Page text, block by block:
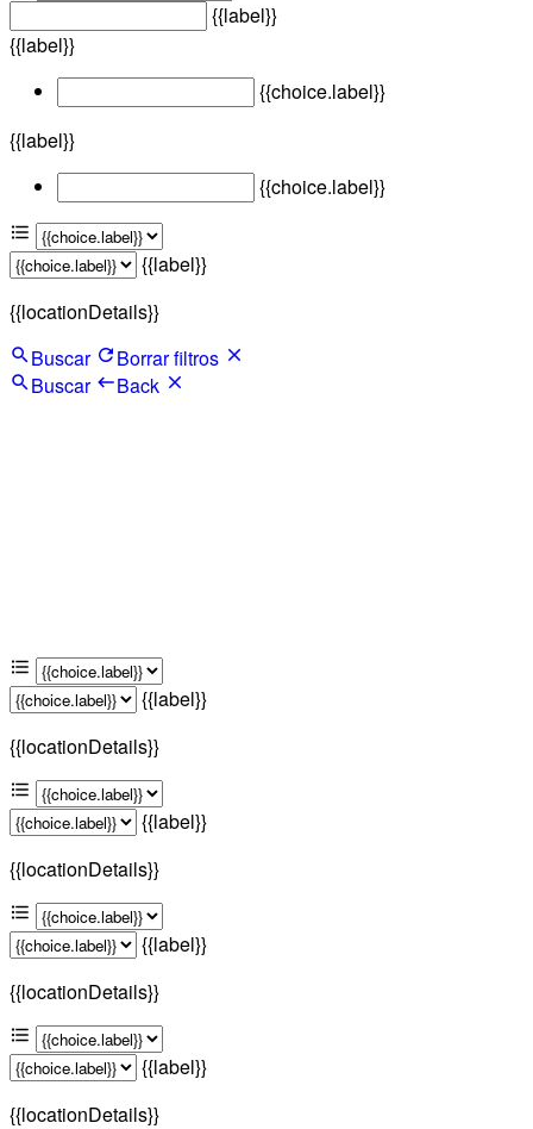
{{label}}
{{label}}
{{choice.label}}
{{label}}
{{choice.label}}
{{label}}
{{locationDetails}}
Buscar
Borrar filtros
Buscar
Back
{{label}}
{{locationDetails}}
{{label}}
{{locationDetails}}
{{label}}
{{locationDetails}}
{{label}}
{{locationDetails}}